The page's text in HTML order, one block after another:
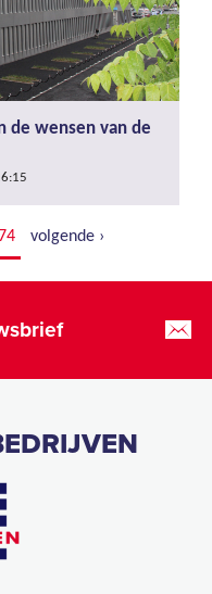
de wensen van de
volgende ›